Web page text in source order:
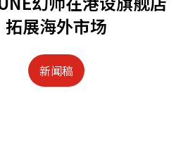
拓展海外市场
新闻稿